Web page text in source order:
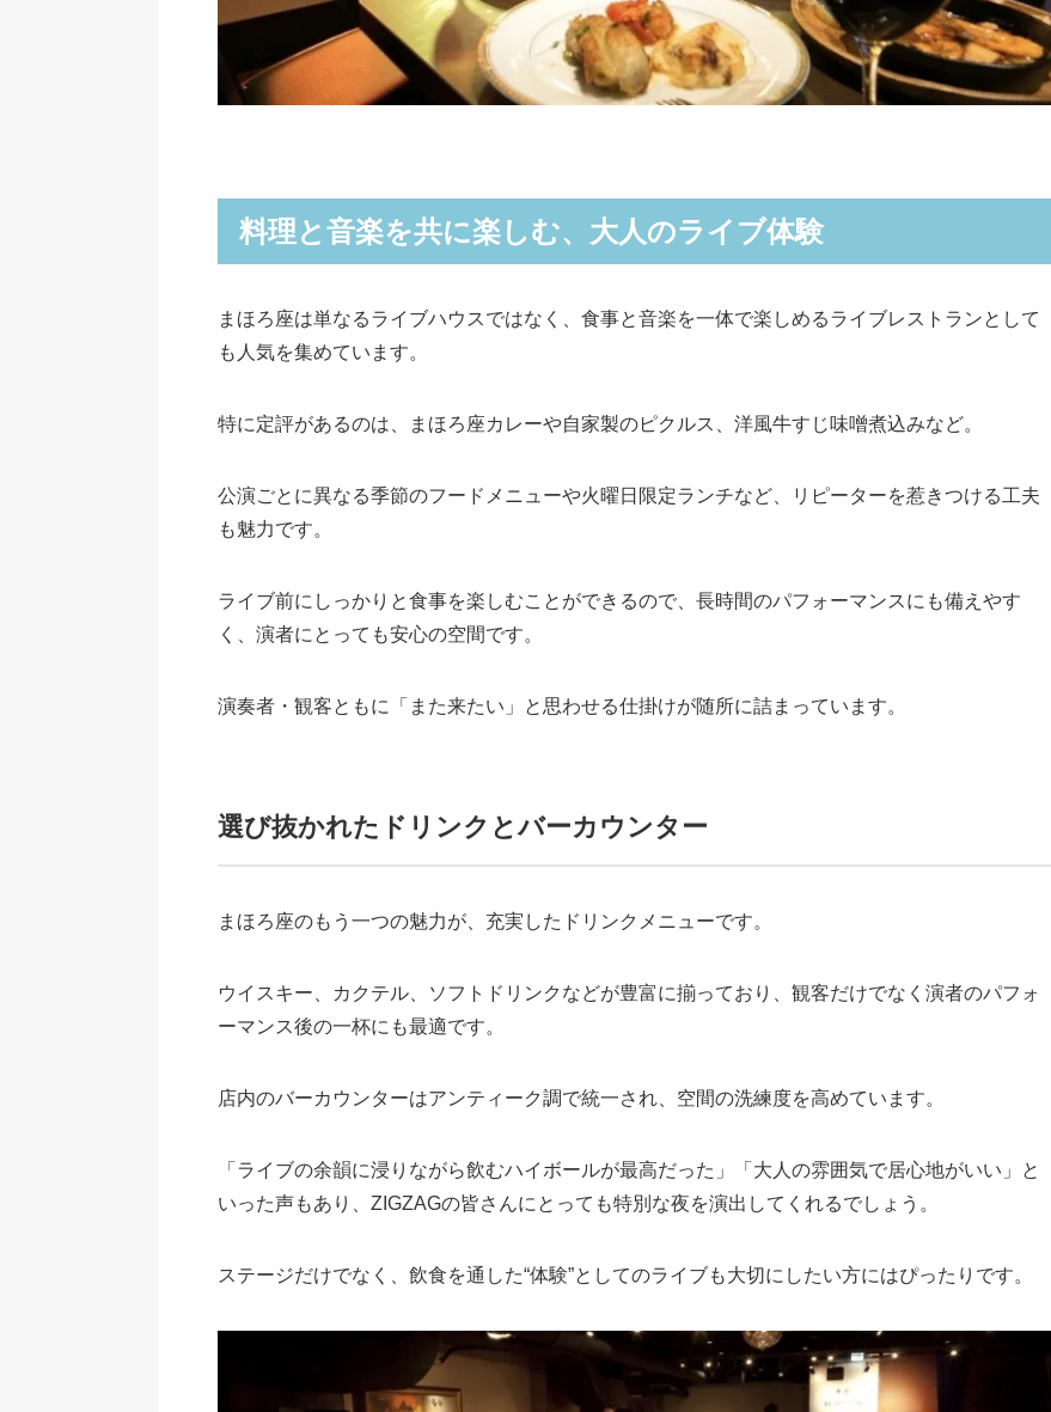
料理と音楽を共に楽しむ、大人のライブ体験
まほろ座は単なるライブハウスではなく、食事と音楽を一体で楽しめるライブレストランとして
も人気を集めています。
特に定評があるのは、まほろ座カレーや自家製のピクルス、洋風牛すじ味噌煮込みなど。
公演ごとに異なる季節のフードメニューや火曜日限定ランチなど、リピーターを惹きつける工夫
も魅力です。
ライブ前にしっかりと食事を楽しむことができるので、長時間のパフォーマンスにも備えやす
く、演者にとっても安心の空間です。
演奏者・観客ともに「また来たい」と思わせる仕掛けが随所に詰まっています。
選び抜かれたドリンクとバーカウンター
まほろ座のもう一つの魅力が、充実したドリンクメニューです。
ウイスキー、カクテル、ソフトドリンクなどが豊富に揃っており、観客だけでなく演者のパフォ
ーマンス後の一杯にも最適です。
店内のバーカウンターはアンティーク調で統一され、空間の洗練度を高めています。
「ライブの余韻に浸りながら飲むハイボールが最高だった」「大人の雰囲気で居心地がいい」と
いった声もあり、ZIGZAGの皆さんにとっても特別な夜を演出してくれるでしょう。
ステージだけでなく、飲食を通した“体験”としてのライブも大切にしたい方にはぴったりです。